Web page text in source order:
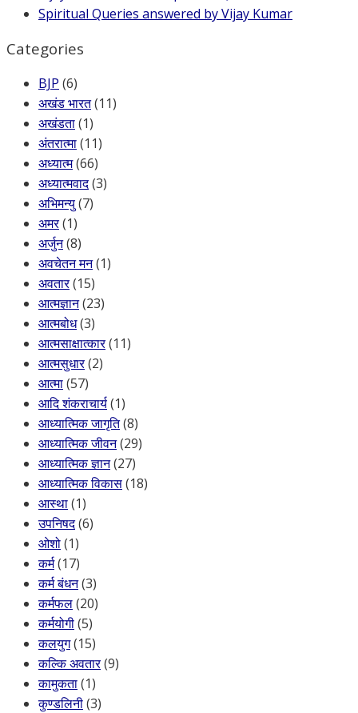
Spiritual Queries answered by Vijay Kumar
Categories
BJP (6)
अखंड भारत(11)
अखंडता(1)
अंतरात्मा(11)
अध्यात्म(66)
अध्यात्मवाद(3)
अभिमन्यु(7)
अमर(1)
अर्जुन(8)
अवचेतन मन(1)
अवतार(15)
आत्मज्ञान(23)
आत्मबोध(3)
आत्मसाक्षात्कार(11)
आत्मसुधार(2)
आत्मा(57)
आदि शंकराचार्य(1)
आध्यात्मिक जागृति(8)
आध्यात्मिक जीवन(29)
आध्यात्मिक ज्ञान(27)
आध्यात्मिक विकास(18)
आस्था(1)
उपनिषद(6)
ओशो(1)
कर्म(17)
कर्म बंधन(3)
कर्मफल(20)
कर्मयोगी(5)
कलयुग(15)
कल्कि अवतार(9)
कामुकता(1)
कुण्डलिनी(3)